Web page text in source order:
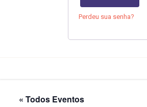
Perdeu sua senha?
« Todos Eventos